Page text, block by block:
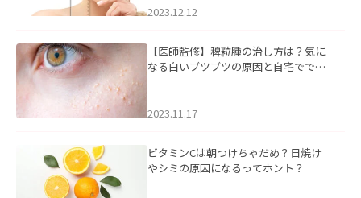
2023.12.12
【医師監修】稗粒腫の治し方は？気に
なる白いブツブツの原因と自宅ででき
2023.11.17
ビタミンCは朝つけちゃだめ？日焼け
やシミの原因になるってホント？